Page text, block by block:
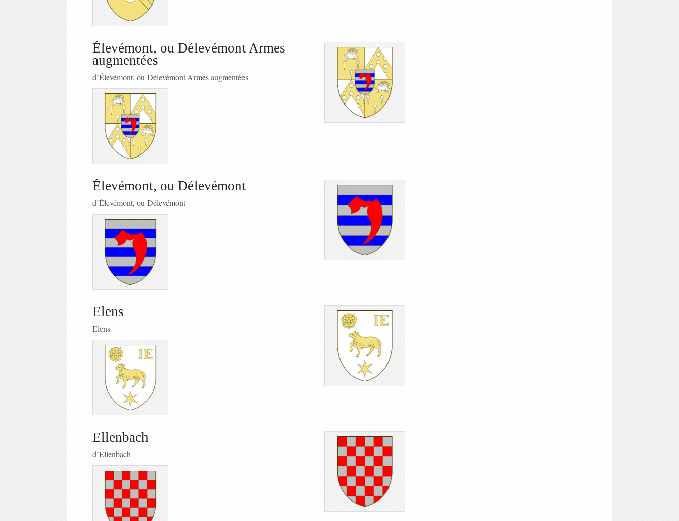
Élevémont, ou Délevémont Armes
augmentées
d’Élevémont, ou Délevémont Armes augmentées
Élevémont, ou Délevémont
d’Élevémont, ou Délevémont
Elens
Elens
Ellenbach
d’Ellenbach